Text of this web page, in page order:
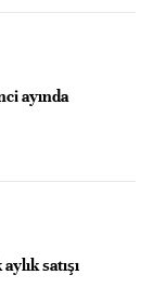
ayında
satışı